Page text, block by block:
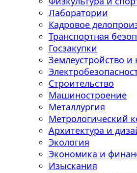
Лаборатории
Кадровое
Транспортная
Госзакупки
Землеустройство и
Строительство
Машиностроение
Металлургия
Метрологический
Архитектура и
Экология
Экономика и
Изыскания